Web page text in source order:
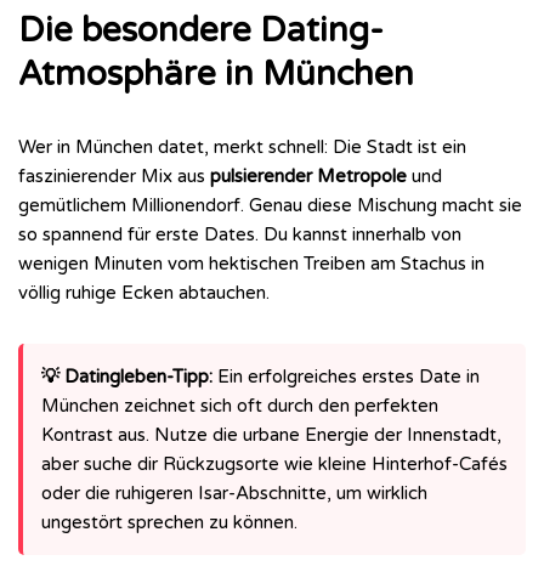
Die besondere Dating-
Atmosphäre in München
Wer in München datet, merkt schnell: Die Stadt ist ein
faszinierender Mix aus pulsierender Metropole und
gemütlichem Millionendorf. Genau diese Mischung macht sie
so spannend für erste Dates. Du kannst innerhalb von
wenigen Minuten vom hektischen Treiben am Stachus in
völlig ruhige Ecken abtauchen.
💡 Datingleben-Tipp: Ein erfolgreiches erstes Date in
München zeichnet sich oft durch den perfekten
Kontrast aus. Nutze die urbane Energie der Innenstadt,
aber suche dir Rückzugsorte wie kleine Hinterhof-Cafés
oder die ruhigeren Isar-Abschnitte, um wirklich
ungestört sprechen zu können.